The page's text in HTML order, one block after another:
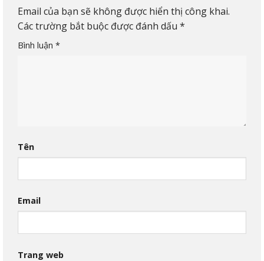
Email của bạn sẽ không được hiển thị công khai.
Các trường bắt buộc được đánh dấu *
Bình luận *
Tên
Email
Trang web